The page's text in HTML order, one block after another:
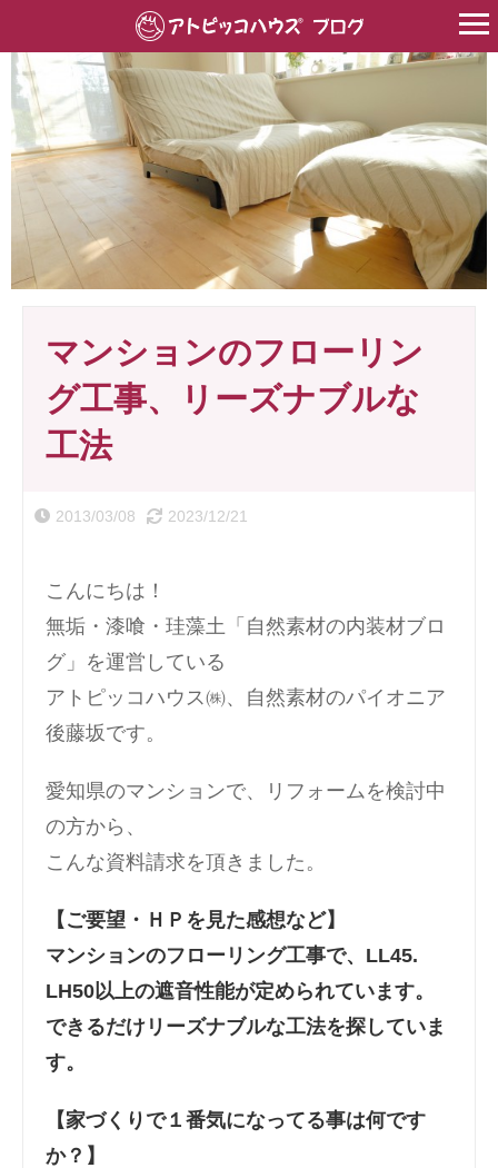
床遮音材>マンションのフローリング工事、リーズナブル
マンションのフローリン
グ工事、リーズナブルな
工法
2013/03/08 2023/12/21
こんにちは！
無垢・漆喰・珪藻土「自然素材の内装材ブロ
グ」を運営している
アトピッコハウス㈱、自然素材のパイオニア
後藤坂です。
愛知県のマンションで、リフォームを検討中
の方から、
こんな資料請求を頂きました。
【ご要望・ＨＰを見た感想など】
マンションのフローリング工事で、LL45.
LH50以上の遮音性能が定められています。
できるだけリーズナブルな工法を探していま
す。
【家づくりで１番気になってる事は何です
か？】